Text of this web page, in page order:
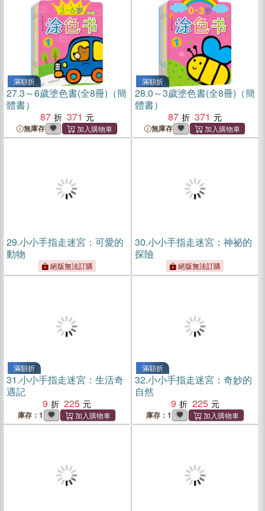
滿額折
27.3～6歲塗色書(全8冊)（簡
體書）
87
371
無庫存
滿額折
28.0～3歲塗色書(全8冊)（簡
體書）
87
371
無庫存
29.小小手指走迷宮：可愛的
動物
絕版無法訂購
30.小小手指走迷宮：神祕的
探險
絕版無法訂購
滿額折
31.小小手指走迷宮：生活奇
遇記
9
225
庫存：1
滿額折
32.小小手指走迷宮：奇妙的
自然
9
225
庫存：1